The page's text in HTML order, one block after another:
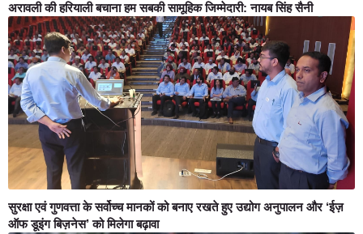
अरावली की हरियाली बचाना हम सबकी सामूहिक जिम्मेदारी: नायब सिंह सैनी
सुरक्षा एवं गुणवत्ता के सर्वोच्च मानकों को बनाए रखते हुए उद्योग अनुपालन और ‘ईज़
ऑफ डूइंग बिज़नेस’ को मिलेगा बढ़ावा